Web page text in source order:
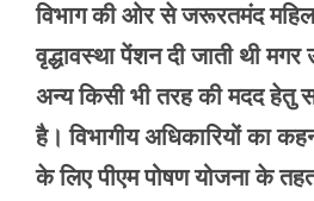
विभाग की ओर से जरूरतमंद
वृद्धावस्था पेंशन दी जाती थी
अन्य किसी भी तरह की मदद हेतु
है। विभागीय अधिकारियों का
के लिए पीएम पोषण योजना के